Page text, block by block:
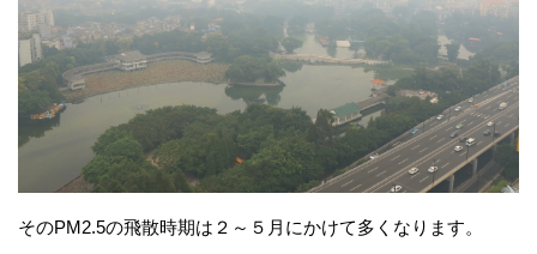
そのPM2.5の飛散時期は２～５月にかけて多くなります。